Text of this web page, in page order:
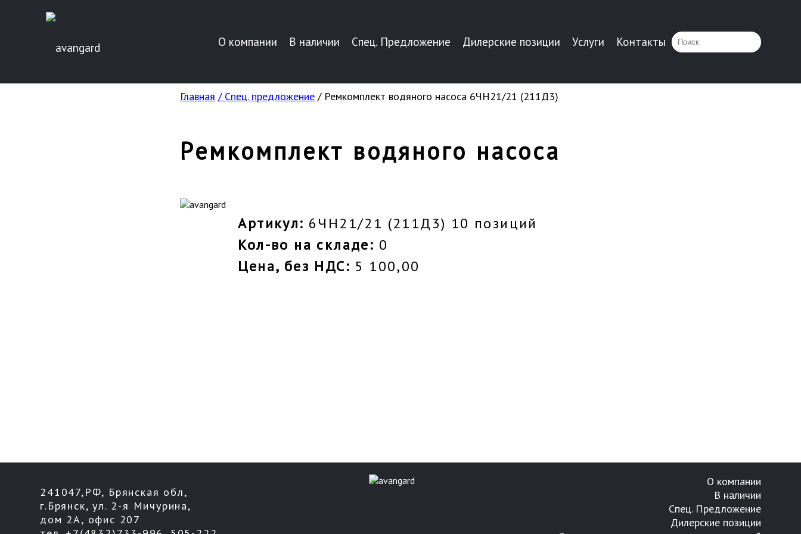
О компании В наличии Спец. Предложение Дилерские позиции Услуги Контакты
Главная / Спец. предложение / Ремкомплект водяного насоса 6ЧН21/21 (211Д3)
Ремкомплект водяного насоса
Артикул: 6ЧН21/21 (211Д3) 10 позиций
Кол-во на складе: 0
Цена, без НДС: 5 100,00
241047,РФ, Брянская обл,
г.Брянск, ул. 2-я Мичурина,
дом 2А, офис 207
О компании
В наличии
Спец. Предложение
Дилерские позиции